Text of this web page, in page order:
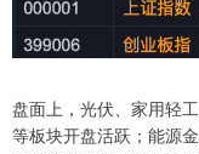
盘面上，光伏、家用轻
等板块开盘活跃；能源